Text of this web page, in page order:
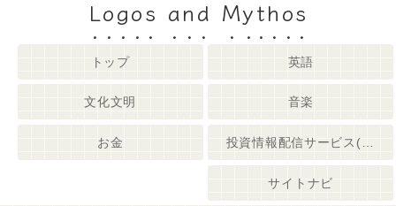
Logos and Mythos
トップ 英語
文化文明 音楽
お金
サイトナビ